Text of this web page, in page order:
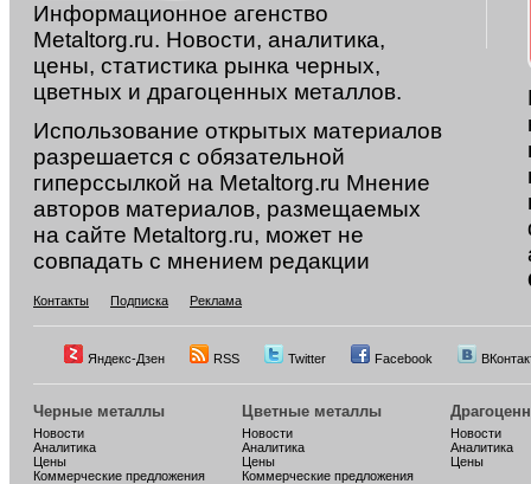
Информационное агенство
Metaltorg.ru. Новости, аналитика,
цены, статистика рынка черных,
цветных и драгоценных металлов.
Использование открытых материалов
разрешается с обязательной
гиперссылкой на Metaltorg.ru Мнение
авторов материалов, размещаемых
на сайте Metaltorg.ru, может не
совпадать с мнением редакции
Контакты Подписка Реклама
Яндекс-Дзен RSS Twitter Facebook
Черные металлы
Новости
Аналитика
Цены
Коммерческие предложения
Цветные металлы
Новости
Аналитика
Цены
Коммерческие предложения
Новости
Аналитика
Цены